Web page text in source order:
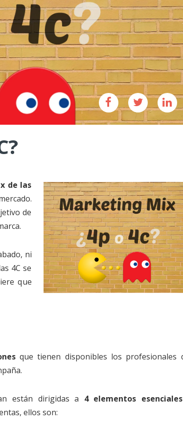
de las
de
ni
4C se
que
que tienen disponibles los profesionales
están dirigidas a 4 elementos esenciales
ellos son: